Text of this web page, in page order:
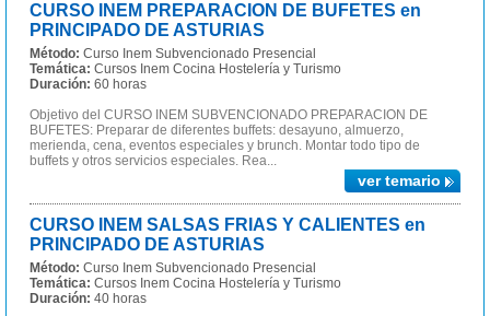
CURSO INEM PREPARACION DE BUFETES en
PRINCIPADO DE ASTURIAS
Método: Curso Inem Subvencionado Presencial
Temática: Cursos Inem Cocina Hostelería y Turismo
Duración: 60 horas
Objetivo del CURSO INEM SUBVENCIONADO PREPARACION DE
BUFETES: Preparar de diferentes buffets: desayuno, almuerzo,
merienda, cena, eventos especiales y brunch. Montar todo tipo de
buffets y otros servicios especiales. Rea...
ver temario
CURSO INEM SALSAS FRIAS Y CALIENTES en
PRINCIPADO DE ASTURIAS
Método: Curso Inem Subvencionado Presencial
Temática: Cursos Inem Cocina Hostelería y Turismo
Duración: 40 horas